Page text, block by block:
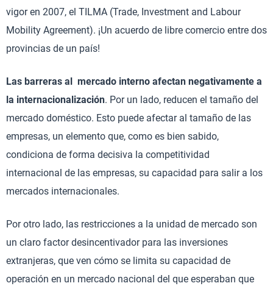
vigor en 2007, el TILMA (Trade, Investment and Labour
Mobility Agreement). ¡Un acuerdo de libre comercio entre dos
provincias de un país!
Las barreras al mercado interno afectan negativamente a
la internacionalización. Por un lado, reducen el tamaño del
mercado doméstico. Esto puede afectar al tamaño de las
empresas, un elemento que, como es bien sabido,
condiciona de forma decisiva la competitividad
internacional de las empresas, su capacidad para salir a los
mercados internacionales.
Por otro lado, las restricciones a la unidad de mercado son
un claro factor desincentivador para las inversiones
extranjeras, que ven cómo se limita su capacidad de
operación en un mercado nacional del que esperaban que